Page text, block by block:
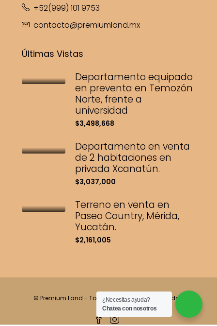
+52(999) 101 9753
contacto@premiumland.mx
Últimas Vistas
Departamento equipado
en preventa en Temozón
Norte, frente a
universidad
$3,498,668
Departamento en venta
de 2 habitaciones en
privada Xcanatún.
$3,037,000
Terreno en venta en
Paseo Country, Mérida,
Yucatán.
$2,161,005
© Premium Land - Todos los derechos reservados.
¿Necesitas ayuda?
Chatea con nosotros